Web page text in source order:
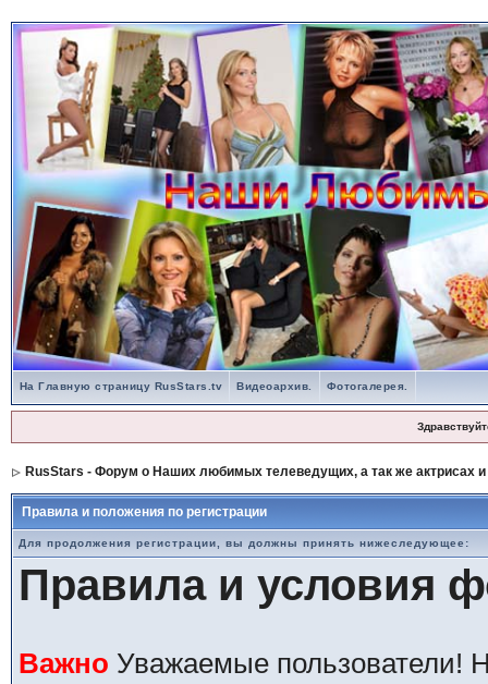
На Главную страницу RusStars.tv Видеоархив. Фотогалерея.
RusStars - Форум о Наших любимых телеведущих, а так же актрисах и
Правила и положения по регистрации
Для продолжения регистрации, вы должны принять нижеследующее:
Правила и условия
Важно Уважаемые пользователи!